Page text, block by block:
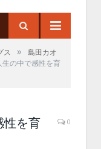
ス »
島田カオ
の中で感性を育
性を育
0